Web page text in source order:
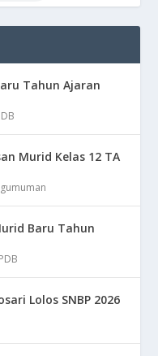
Tahun Ajaran
Murid Kelas 12 TA
Baru Tahun
Lolos SNBP 2026